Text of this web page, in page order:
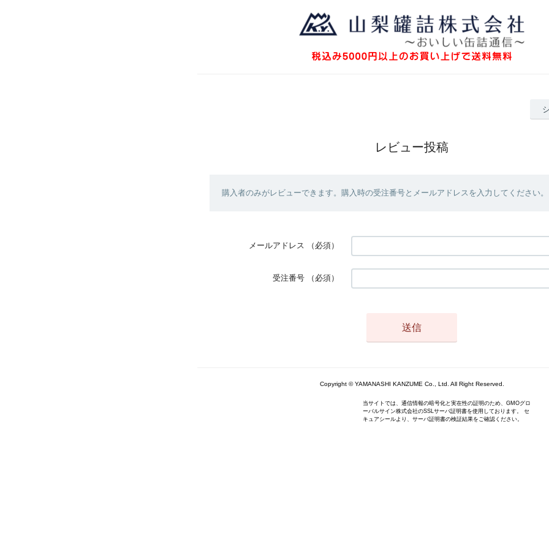
レビュー投稿
購入者のみがレビューできます。購入時の受注番号とメールアドレスを入力してください。
メールアドレス （必須）
受注番号 （必須）
Copyright © YAMANASHI KANZUME Co., Ltd. All Right Reserved.
当サイトでは、通信情報の暗号化と実在性の証明のため、GMOグロ
ーバルサイン株式会社のSSLサーバ証明書を使用しております。 セ
キュアシールより、サーバ証明書の検証結果をご確認ください。